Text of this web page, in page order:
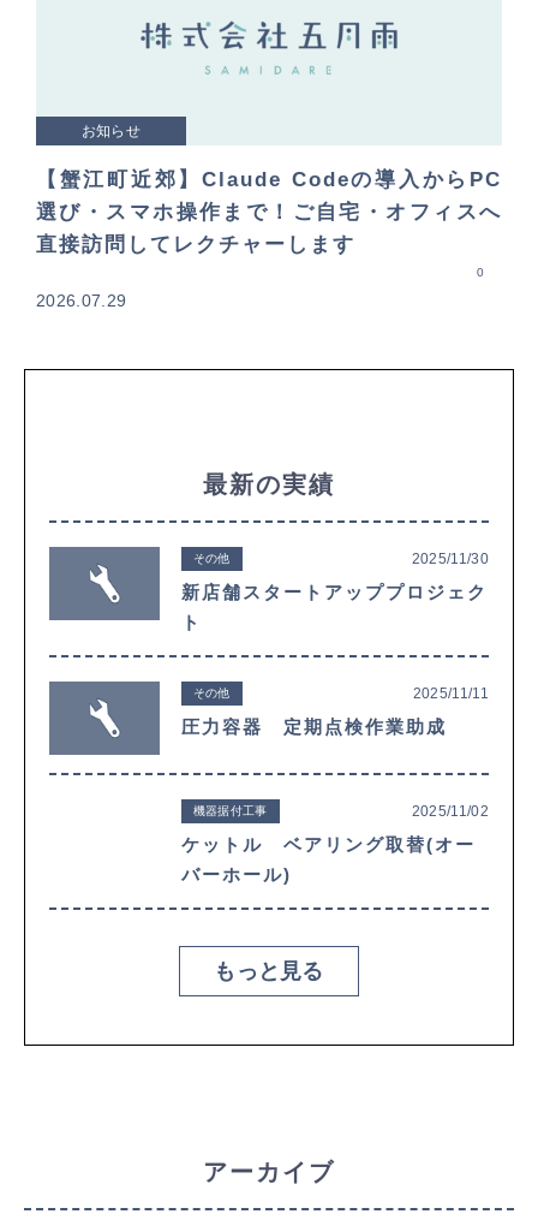
お知らせ
【蟹江町近郊】Claude Codeの導入からPC
選び・スマホ操作まで！ご自宅・オフィスへ
直接訪問してレクチャーします
2026.07.29
0
最新の実績
その他 2025/11/30
新店舗スタートアッププロジェク
ト
その他 2025/11/11
圧力容器 定期点検作業助成
機器据付工事 2025/11/02
ケットル ベアリング取替(オー
バーホール)
もっと見る
アーカイブ